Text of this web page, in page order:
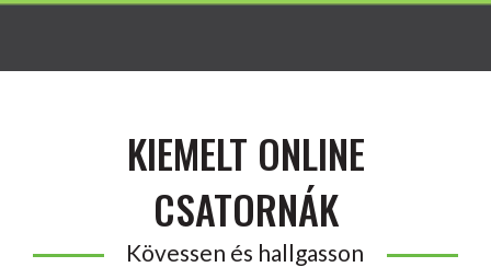
KIEMELT ONLINE
CSATORNÁK
Kövessen és hallgasson